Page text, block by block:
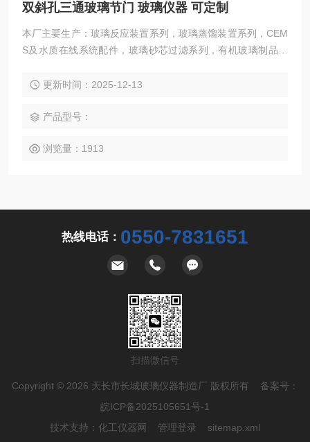
双斜孔三通玻璃节门 玻璃仪器 可定制
本厂主要生产：玻璃反应装置系列，玻璃蒸馏装置系列，CEM
S及水质在线系统配件，玻璃砂芯过滤系列，有机玻璃制品系
列，玻璃成套仪器系列，玻璃镀银及高真空仪器系列，标准口/
更新时间：2025-12-13
产品型号：
浏览量：1913
热线电话： 0550-7831651
扫描微信号
Copyright © 2026 天长市长城玻璃仪器制造厂 版权所有 备案号：
皖ICP备2025105651号-1
技术支持： 化工仪器网 管理登录 sitemap.xml